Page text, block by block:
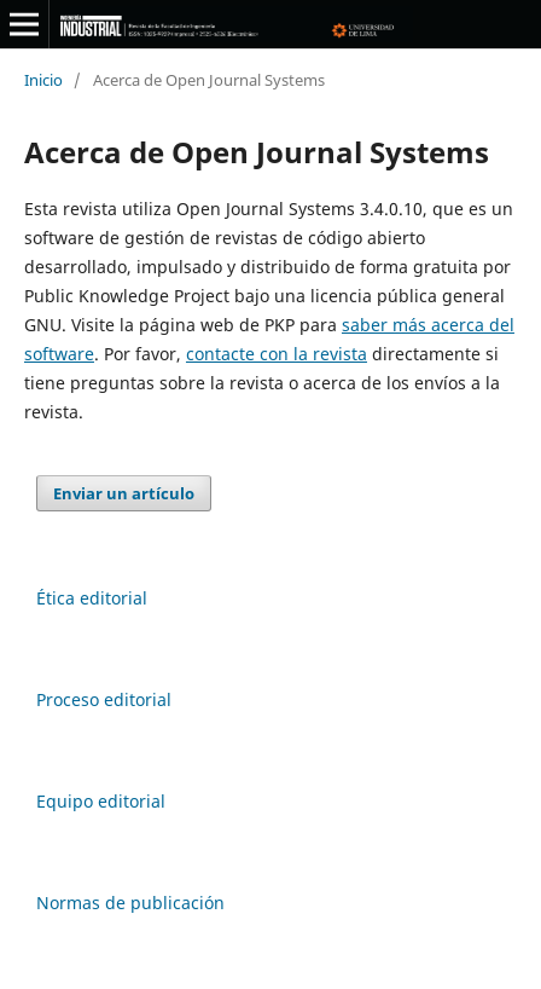
Inicio / Acerca de Open Journal Systems
Acerca de Open Journal Systems
Esta revista utiliza Open Journal Systems 3.4.0.10, que es un
software de gestión de revistas de código abierto
desarrollado, impulsado y distribuido de forma gratuita por
Public Knowledge Project bajo una licencia pública general
GNU. Visite la página web de PKP para saber más acerca del
software. Por favor, contacte con la revista directamente si
tiene preguntas sobre la revista o acerca de los envíos a la
revista.
Enviar un artículo
Ética editorial
Proceso editorial
Equipo editorial
Normas de publicación